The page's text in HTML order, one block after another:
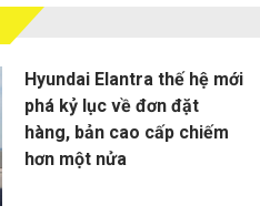
Hyundai Elantra thế hệ mới
phá kỷ lục về đơn đặt
hàng, bản cao cấp chiếm
hơn một nửa